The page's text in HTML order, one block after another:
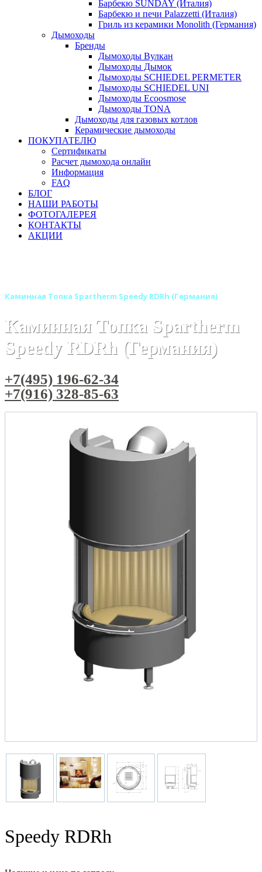
Барбекю SUNDAY (Италия)
Барбекю и печи Palazzetti (Италия)
Гриль из керамики Monolith (Германия)
Дымоходы
Бренды
Дымоходы Вулкан
Дымоходы Дымок
Дымоходы SCHIEDEL PERMETER
Дымоходы SCHIEDEL UNI
Дымоходы Ecoosmose
Дымоходы TONA
Дымоходы для газовых котлов
Керамические дымоходы
ПОКУПАТЕЛЮ
Сертификаты
Расчет дымохода онлайн
Информация
FAQ
БЛОГ
НАШИ РАБОТЫ
ФОТОГАЛЕРЕЯ
КОНТАКТЫ
АКЦИИ
Каминная Топка Spartherm Speedy RDRh (Германия)
Каминная Топка Spartherm
Speedy RDRh (Германия)
+7(495) 196-62-34
+7(916) 328-85-63
Speedy RDRh